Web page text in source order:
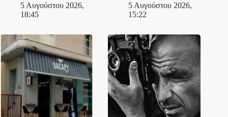
5 Αυγούστου 2026,
18:45
5 Αυγούστου 2026,
15:22